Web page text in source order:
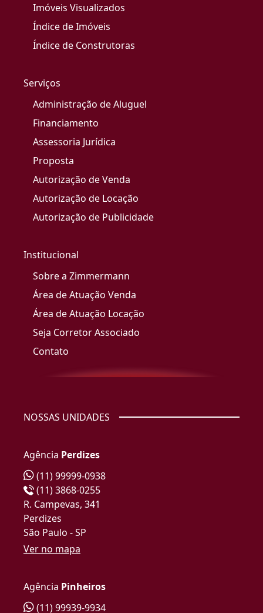
Imóveis Visualizados
Índice de Imóveis
Índice de Construtoras
Serviços
Administração de Aluguel
Financiamento
Assessoria Jurídica
Proposta
Autorização de Venda
Autorização de Locação
Autorização de Publicidade
Institucional
Sobre a Zimmermann
Área de Atuação Venda
Área de Atuação Locação
Seja Corretor Associado
Contato
NOSSAS UNIDADES
Agência Perdizes
(11) 99999-0938
(11) 3868-0255
R. Campevas, 341
Perdizes
São Paulo - SP
Ver no mapa
Agência Pinheiros
(11) 99939-9934